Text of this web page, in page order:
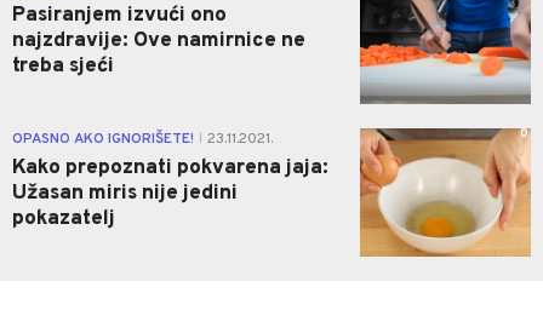
Pasiranjem izvući ono
najzdravije: Ove namirnice ne
treba sjeći
OPASNO AKO IGNORIŠETE! 23.11.2021.
Kako prepoznati pokvarena jaja:
Užasan miris nije jedini
pokazatelj
0